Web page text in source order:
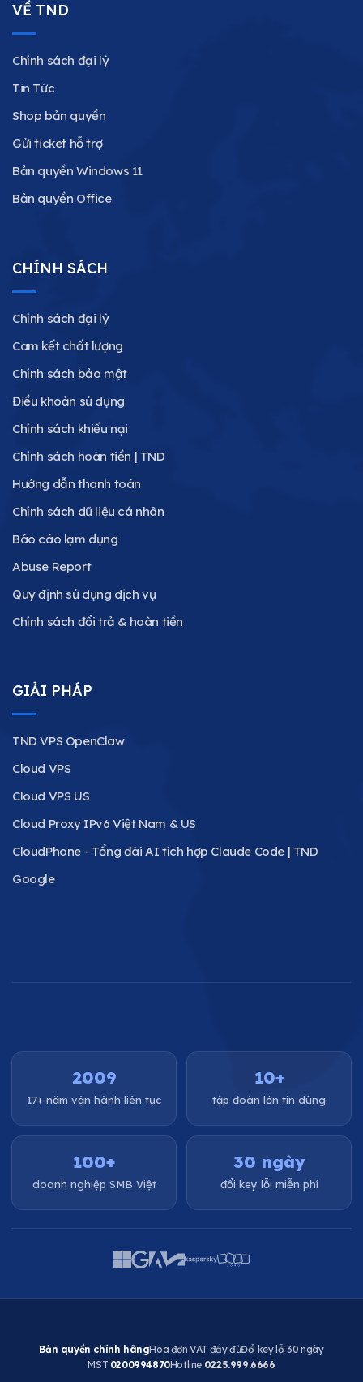
VỀ TND
Chính sách đại lý
Tin Tức
Shop bản quyền
Gửi ticket hỗ trợ
Bản quyền Windows 11
Bản quyền Office
CHÍNH SÁCH
Chính sách đại lý
Cam kết chất lượng
Chính sách bảo mật
Điều khoản sử dụng
Chính sách khiếu nại
Chính sách hoàn tiền | TND
Hướng dẫn thanh toán
Chính sách dữ liệu cá nhân
Báo cáo lạm dụng
Abuse Report
Quy định sử dụng dịch vụ
Chính sách đổi trả & hoàn tiền
GIẢI PHÁP
TND VPS OpenClaw
Cloud VPS
Cloud VPS US
Cloud Proxy IPv6 Việt Nam & US
CloudPhone - Tổng đài AI tích hợp Claude Code | TND
Google
2009
17+ năm vận hành liên tục
10+
tập đoàn lớn tin dùng
100+
doanh nghiệp SMB Việt
30 ngày
đổi key lỗi miễn phí
Bản quyền chính hãngHóa đơn VAT đầy đủĐổi key lỗi 30 ngày
MST 0200994870Hotline 0225.999.6666